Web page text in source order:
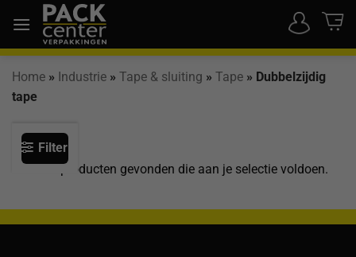
naar
inhoud
Home » Industrie » Tape & sluiting » Tape » Dubbelzijdig
tape
Filter
Geen producten gevonden die aan je selectie voldoen.